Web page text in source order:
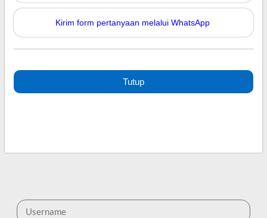
Kirim form pertanyaan melalui WhatsApp
Tutup